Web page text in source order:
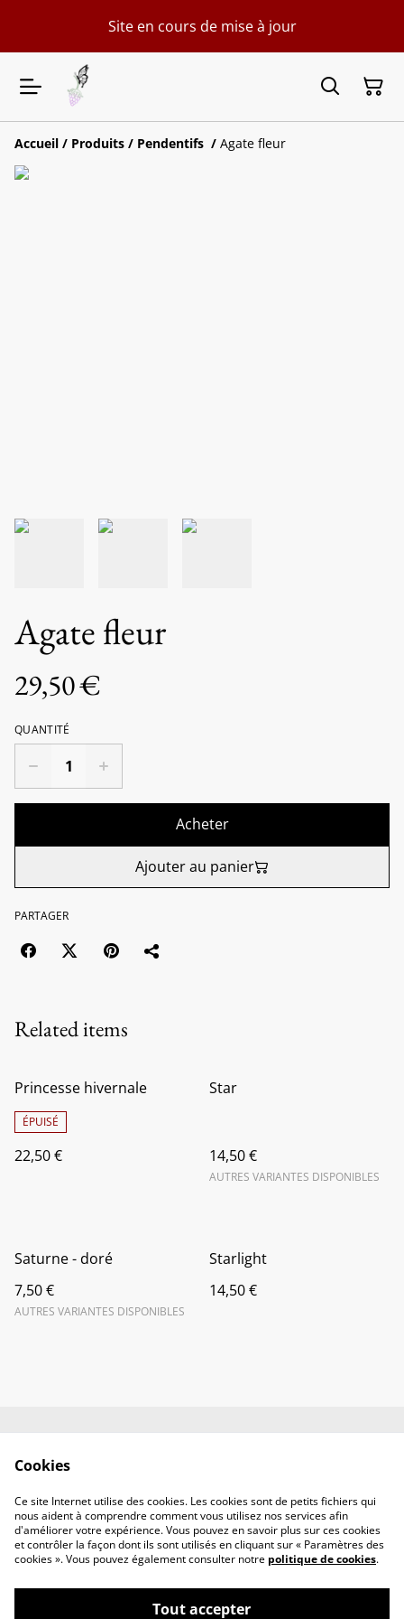
Site en cours de mise à jour
Accueil / Produits / Pendentifs / Agate fleur
Agate fleur
29,50 €
QUANTITÉ
Acheter
Ajouter au panier
PARTAGER
Related items
Princesse hivernale
ÉPUISÉ
22,50 €
Star
14,50 €
AUTRES VARIANTES DISPONIBLES
Saturne - doré
7,50 €
AUTRES VARIANTES DISPONIBLES
Starlight
14,50 €
confidentialité
Mention Légales
Cookies
Ce site Internet utilise des cookies. Les cookies sont de petits fichiers qui
nous aident à comprendre comment vous utilisez nos services afin
d'améliorer votre expérience. Vous pouvez en savoir plus sur ces cookies
et contrôler la façon dont ils sont utilisés en cliquant sur « Paramètres des
cookies ». Vous pouvez également consulter notre politique de cookies.
Tout accepter